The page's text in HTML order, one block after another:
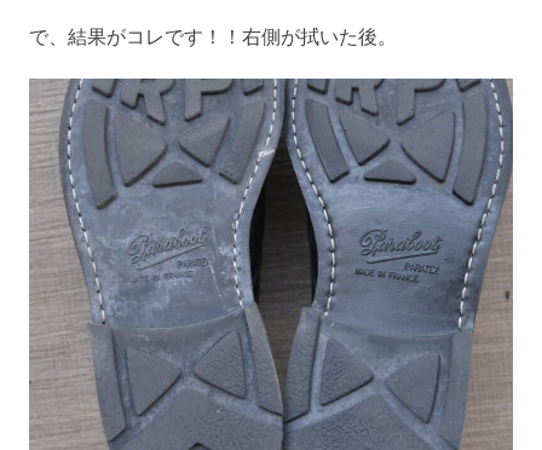
で、結果がコレです！！右側が拭いた後。